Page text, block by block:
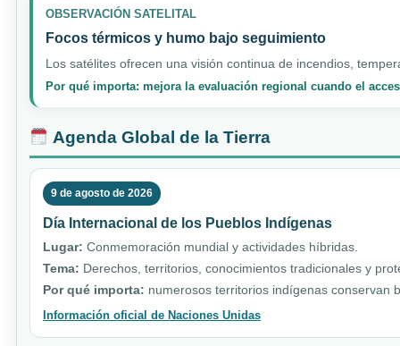
OBSERVACIÓN SATELITAL
Focos térmicos y humo bajo seguimiento
Los satélites ofrecen una visión continua de incendios,
Por qué importa: mejora la evaluación regional cuando el
Agenda Global de la Tierra
9 de agosto de 2026
Día Internacional de los Pueblos Indígenas
Lugar: Conmemoración mundial y actividades híbridas.
Tema: Derechos, territorios, conocimientos tradicionales y
Por qué importa: numerosos territorios indígenas conservan
Información oficial de Naciones Unidas